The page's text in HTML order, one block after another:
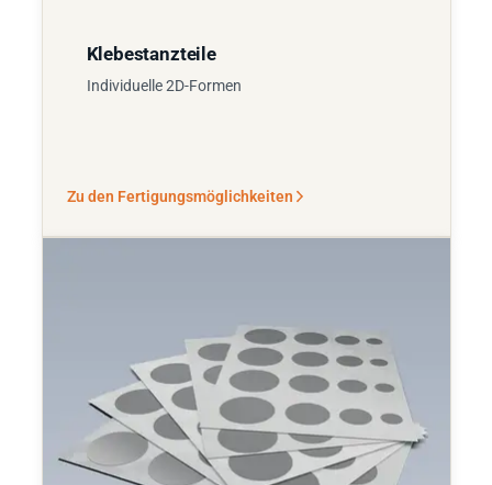
Klebestanzteile
Individuelle 2D-Formen
Zu den Fertigungsmöglichkeiten